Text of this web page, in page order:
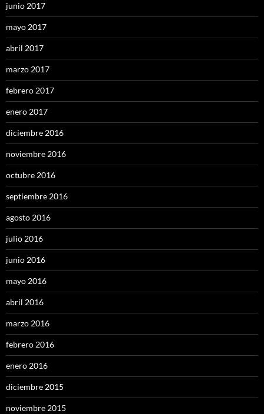
junio 2017
mayo 2017
abril 2017
marzo 2017
febrero 2017
enero 2017
diciembre 2016
noviembre 2016
octubre 2016
septiembre 2016
agosto 2016
julio 2016
junio 2016
mayo 2016
abril 2016
marzo 2016
febrero 2016
enero 2016
diciembre 2015
noviembre 2015